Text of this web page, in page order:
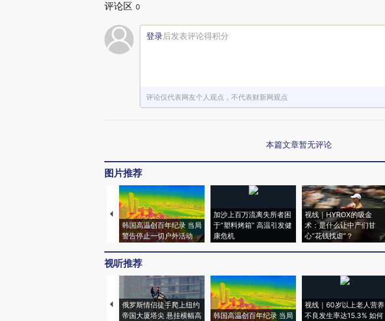
评论区 0
登录后发表评论得积分
评论仅代表网友个人观点，不代表财新网观点
本篇文章暂无评论
图片推荐
韩国高温创百年纪录 当局
警告停止一切户外活动
加沙上百万流离失所者困
于“塑料烤箱” 高温引发健
康危机
视线｜HYROX的吸金
术：是什么让中产们甘
心“花钱找虐”？
视听推荐
俄罗斯情侣徒手爬上纽约
帝国大厦塔尖 悬挂横幅高
韩国高温创百年纪录 当局
视线｜60岁以上老人营养
不良发生率达15.3% 如何